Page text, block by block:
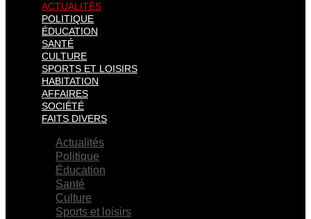
ACTUALITÉS
POLITIQUE
ÉDUCATION
SANTÉ
CULTURE
SPORTS ET LOISIRS
HABITATION
AFFAIRES
SOCIÉTÉ
FAITS DIVERS
Actualités
Politique
Éducation
Santé
Culture
Sports et loisirs